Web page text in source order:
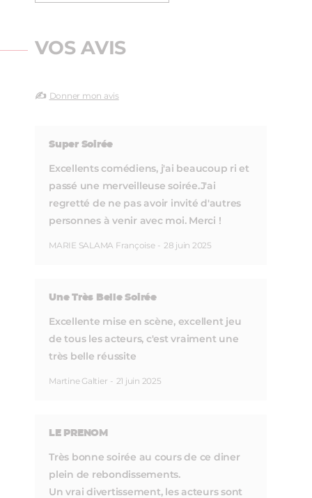
VOS AVIS
✍️ Donner mon avis
Super Soirée
Excellents comédiens, j'ai beaucoup ri et
passé une merveilleuse soirée.J'ai
regretté de ne pas avoir invité d'autres
personnes à venir avec moi. Merci !
MARIE SALAMA Françoise - 28 juin 2025
Une Très Belle Soirée
Excellente mise en scène, excellent jeu
de tous les acteurs, c'est vraiment une
très belle réussite
Martine Galtier - 21 juin 2025
LE PRENOM
Très bonne soirée au cours de ce diner
plein de rebondissements.
Un vrai divertissement, les acteurs sont